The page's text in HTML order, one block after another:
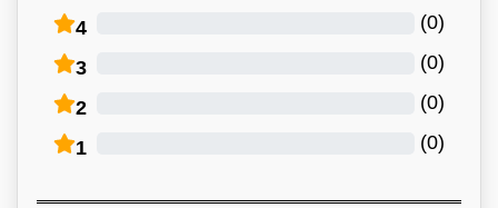
4 (
0
)
3 (
0
)
2 (
0
)
1 (
0
)